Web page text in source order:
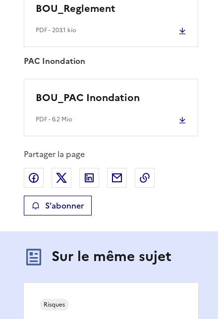
BOU_Reglement
PDF- 203.1 kio
PAC Inondation
BOU_PAC Inondation
PDF- 6.2 Mio
Partager la page
Partager sur Facebook
Partager sur XPartager sur LinkedIn
Partager par email
S'abonner
Sur le même sujet
Risques